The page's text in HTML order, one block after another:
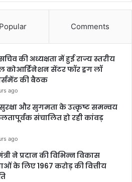
Popular Comments
की अध्यक्षता में हुई राज्य स्तरीय
सेंटर फॉर ड्रग लॉ
की बैठक
ago
सुरक्षा और सुगमता के उत्कृष्ट समन्वय
संचालित हो रही कांवड़
ago
ने प्रदान की विभिन्न विकास
के लिए 1967 करोड़ की वित्तीय